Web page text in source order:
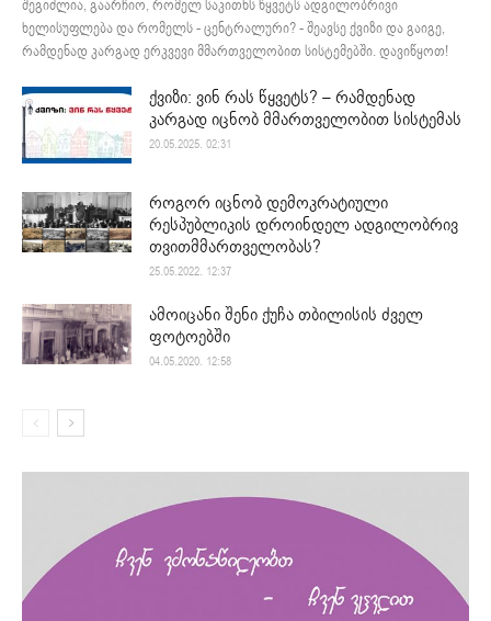
შეგიძლია, გაარჩიო, რომელ საკითხს წყვეტს ადგილობრივი
ხელისუფლება და რომელს - ცენტრალური? - შეავსე ქვიზი და გაიგე,
რამდენად კარგად ერკვევი მმართველობით სისტემებში. დავიწყოთ!
ქვიზი: ვინ რას წყვეტს? – რამდენად
კარგად იცნობ მმართველობით სისტემას
20.05.2025. 02:31
როგორ იცნობ დემოკრატიული
რესპუბლიკის დროინდელ ადგილობრივ
თვითმმართველობას?
25.05.2022. 12:37
ამოიცანი შენი ქუჩა თბილისის ძველ
ფოტოებში
04.05.2020. 12:58